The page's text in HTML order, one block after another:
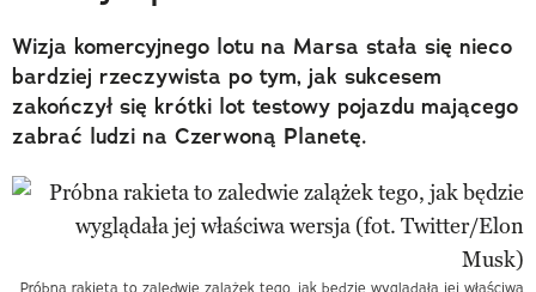
Wizja komercyjnego lotu na Marsa stała się nieco
bardziej rzeczywista po tym, jak sukcesem
zakończył się krótki lot testowy pojazdu mającego
zabrać ludzi na Czerwoną Planetę.
Próbna rakieta to zaledwie zalążek tego, jak będzie wyglądała jej właściwa